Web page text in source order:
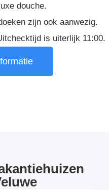
douche.
zijn ook aanwezig.
is uiterlijk 11:00.